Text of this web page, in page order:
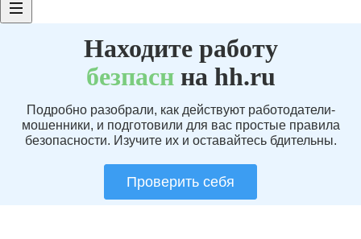
Находите работу
безпаснна hh.ru
Подробно разобрали, как действуют работодатели-
мошенники, и подготовили для вас простые правила
безопасности. Изучите их и оставайтесь бдительны.
Проверить себя